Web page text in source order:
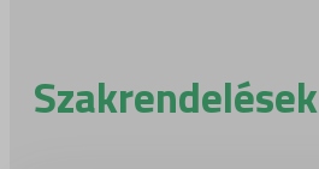
Szakrendelések